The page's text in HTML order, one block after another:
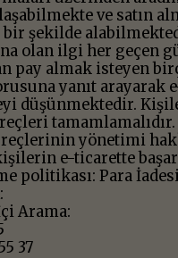
ve satın
şekilde
olan ilgi her geçen
pay almak isteyen
yanıt
düşünmektedir.
tamamlamalıdır.
yönetimi
e-ticarette
politikası: Para
Arama:
37